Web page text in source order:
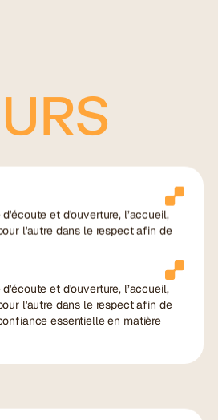
et d'ouverture, l’accueil,
l'autre dans le respect afin de
et d'ouverture, l’accueil,
l'autre dans le respect afin de
essentielle en matière